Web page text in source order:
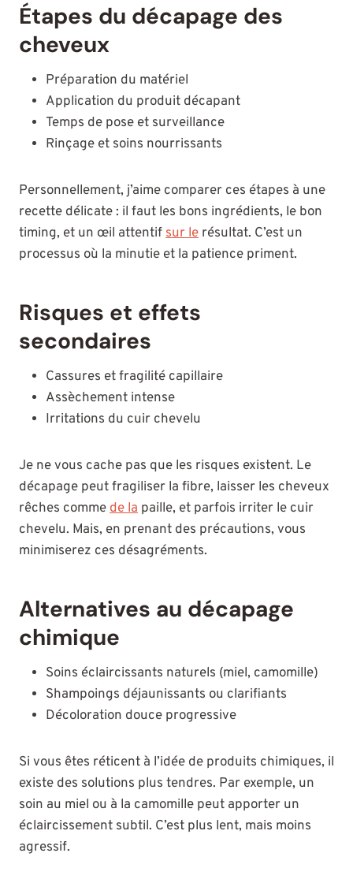
Étapes du décapage des
cheveux
Préparation du matériel
Application du produit décapant
Temps de pose et surveillance
Rinçage et soins nourrissants
Personnellement, j’aime comparer ces étapes à une
recette délicate : il faut les bons ingrédients, le bon
timing, et un œil attentifsur le résultat. C’est un
processus où la minutie et la patience priment.
Risques et effets
secondaires
Cassures et fragilité capillaire
Assèchement intense
Irritations du cuir chevelu
Je ne vous cache pas que les risques existent. Le
décapage peut fragiliser la fibre, laisser les cheveux
rêches commede la paille, et parfois irriter le cuir
chevelu. Mais, en prenant des précautions, vous
minimiserez ces désagréments.
Alternatives au décapage
chimique
Soins éclaircissants naturels (miel, camomille)
Shampoings déjaunissants ou clarifiants
Décoloration douce progressive
Si vous êtes réticent à l’idée de produits chimiques, il
existe des solutions plus tendres. Par exemple, un
soin au miel ou à la camomille peut apporter un
éclaircissement subtil. C’est plus lent, mais moins
agressif.